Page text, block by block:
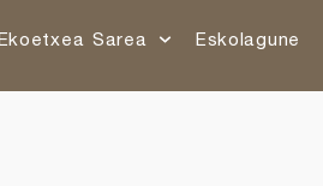
Sarea Eskolagune